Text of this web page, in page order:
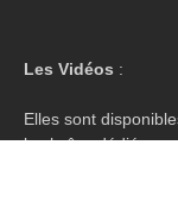
Les Vidéos :
Elles sont
la chaîne dédiée